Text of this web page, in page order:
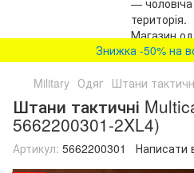
Знижка -50% на
Military Одяг Штани
Штани тактичні
5662200301-2XL4)
Артикул: 5662200301 Написати